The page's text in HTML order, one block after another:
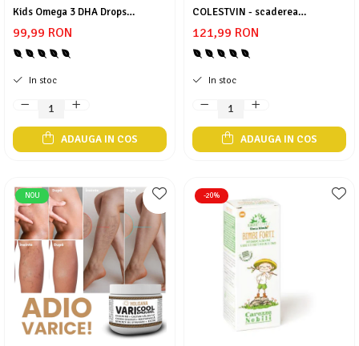
Mary & May
COSRX
BIODANCE
OOTD
Cettua
Haruharu Wonder
Medicube
Dr. Althea
DELLA BORN
Seminte de in
Ulei de peste
Vitamina A
Vitamina B
Vitamina C
Vitamina D
Vitamina E
Vitamina K
Kids Omega 3 DHA Drops
99,99 RON
In stoc
ADAUGA IN COS
COLESTVIN - scaderea
121,99 RON
In stoc
ADAUGA IN COS
NOU -20%